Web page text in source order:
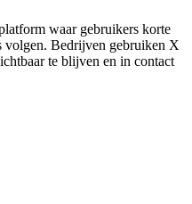
waar gebruikers korte
volgen. Bedrijven gebruiken X
te blijven en in contact